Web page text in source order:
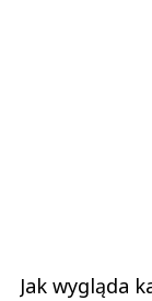
Jak wygląda